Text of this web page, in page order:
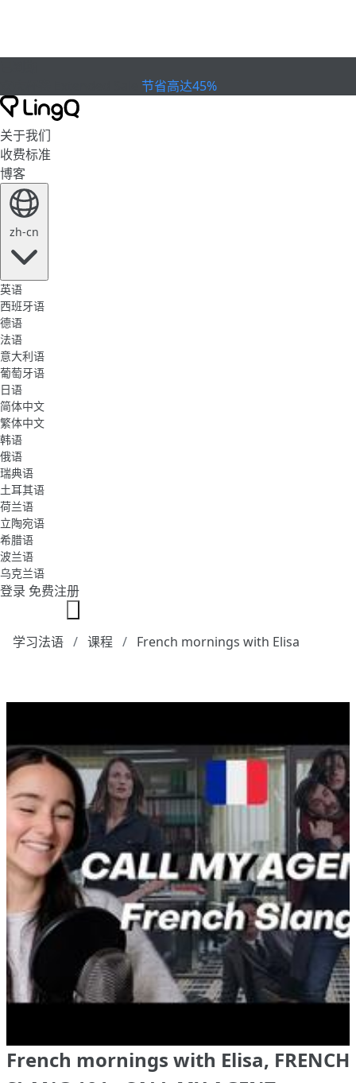
节省高达45%
关于我们
收费标准
博客
zh-cn
英语
西班牙语
德语
法语
意大利语
葡萄牙语
日语
简体中文
繁体中文
韩语
俄语
瑞典语
土耳其语
荷兰语
立陶宛语
希腊语
波兰语
乌克兰语
登录 免费注册
学习法语 课程 French mornings with Elisa
French mornings with Elisa, FRENCH